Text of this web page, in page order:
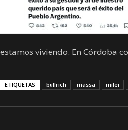
estamos viviendo. En Córdoba
ETIQUETAS bullrich massa milei